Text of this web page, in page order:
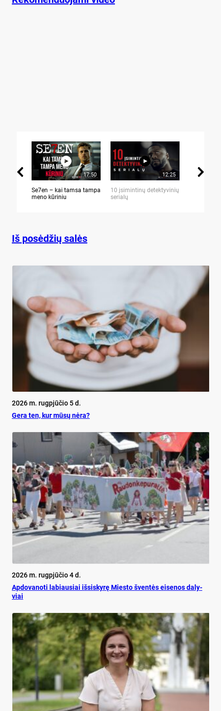
17:50
Se7en – kai tamsa tampa
meno kūriniu
12:25
10 įsimintinų detektyvinių
serialų
Iš posėdžių salės
2026 m. rugpjūčio 5 d.
Ge­ra ten, kur mū­sų nė­ra?
2026 m. rugpjūčio 4 d.
Ap­do­va­no­ti la­biau­siai iš­si­sky­rę Mies­to šven­tės ei­se­nos da­ly­
viai